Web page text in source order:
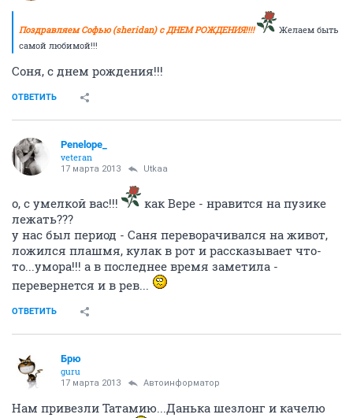
Поздравляем Софью (sheridan) с ДНЕМ РОЖДЕНИЯ!!!!
Желаем быть
самой любимой!!!
Соня, с днем рождения!!!
ОТВЕТИТЬ
Penelope_
veteran
17 марта 2013 Utkaa
о, с умелкой вас!!!
как Вере - нравится на пузике
лежать???
у нас был период - Саня переворачивался на живот,
ложился плашмя, кулак в рот и рассказывает что-
то...умора!!! а в последнее время заметила -
перевернется и в рев...
ОТВЕТИТЬ
Брю
guru
17 марта 2013 Автоинформатор
Нам привезли Татамию...Данька шезлонг и качелю